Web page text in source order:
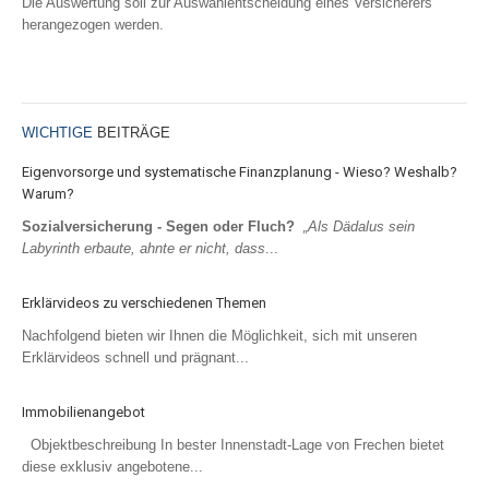
Rechtsschutz für Firmen
ALTERSVORSORGE
PRIVATE ALTERSVORSORGE
Private Rentenversicherung
Basisrente (Rürup)
BETRIEBLICHE ALTERSVORSORGE
Direktversicherung
Unterstützungskasse
herangezogen werden.
WICHTIGE BEITRÄGE
Eigenvorsorge und systematische Finanzplanung - Wieso? Weshalb?
Warum?
Sozialversicherung - Segen oder Fluch? „Als Dädalus sein
Labyrinth erbaute, ahnte er nicht, dass...
Erklärvideos zu verschiedenen Themen
Nachfolgend bieten wir Ihnen die Möglichkeit, sich mit unseren
Erklärvideos schnell und prägnant...
Immobilienangebot
Objektbeschreibung In bester Innenstadt-Lage von Frechen bietet
diese exklusiv angebotene...